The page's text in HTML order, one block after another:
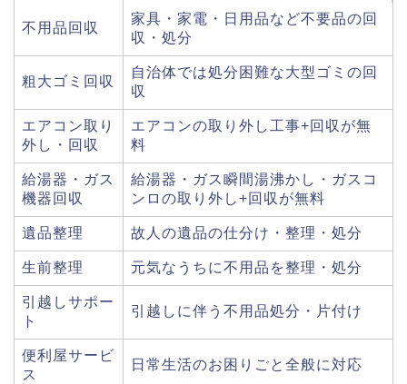
不用品回収
家具・家電・日用品など不要品の回
収・処分
粗大ゴミ回収
自治体では処分困難な大型ゴミの回
収
エアコン取り
外し・回収
エアコンの取り外し工事+回収が無
料
給湯器・ガス
機器回収
給湯器・ガス瞬間湯沸かし・ガスコ
ンロの取り外し+回収が無料
遺品整理 故人の遺品の仕分け・整理・処分
生前整理 元気なうちに不用品を整理・処分
引越しサポー
ト
引越しに伴う不用品処分・片付け
便利屋サービ
ス
日常生活のお困りごと全般に対応